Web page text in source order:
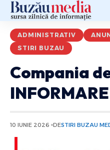
ADMINISTRATIV
STIRI BUZAU
Compania
INFORMARE
10 IUNIE 2026 DESTIRI BUZAU